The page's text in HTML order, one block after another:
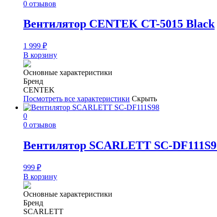
0 отзывов
Вентилятор CENTEK CT-5015 Black
1 999 ₽
В корзину
Основные характеристики
Бренд
CENTEK
Посмотреть все характеристики Скрыть
0
0 отзывов
Вентилятор SCARLETT SC-
999 ₽
В корзину
Основные характеристики
Бренд
SCARLETT